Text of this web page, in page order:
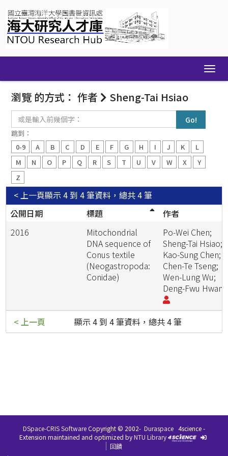
navigation
瀏覽 的方式： 作者 Sheng-Tai Hsiao
入
前
幾
個
跳到：
0-9
A B C D E F G H I J K
L
M
N O P Q R S T U V W X
Y
Z
顯示 4 到 4 筆資料，總共 4 筆
< 上一頁
公開日期
標題
作者
2016
Mitochondrial
DNA sequence of
Conus textile
(Neogastropoda:
Conidae)
Po-Wei Chen;
Sheng-Tai Hsiao;
Kao-Sung Chen;
Chen-Te Tseng;
Wen-Lung Wu;
Deng-Fwu
顯示 4 到 4 筆資料，總共 4 筆
< 上一頁
DSpace-CRIS SoftwareCopyright © 2002- Duraspace 4science -
Extension maintained and optimized byNTU Library
回饋